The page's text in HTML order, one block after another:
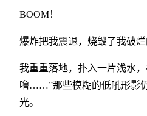
BOOM！
爆炸把我震退，烧毁了我破烂
我重重落地，扑入一片浅水
噜……”那些模糊的低吼形影
光。